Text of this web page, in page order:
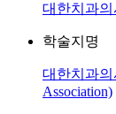
대한치과의
학술지명
대한치과의
Association)